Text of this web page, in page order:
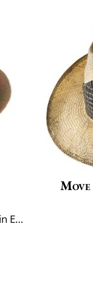
Cappello Panama intrecciata a mano in Ecuador